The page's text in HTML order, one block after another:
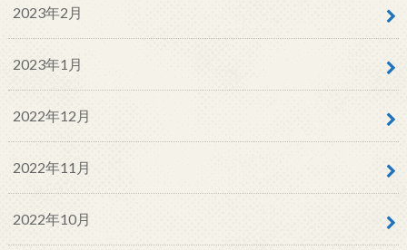
2023年2月
2023年1月
2022年12月
2022年11月
2022年10月